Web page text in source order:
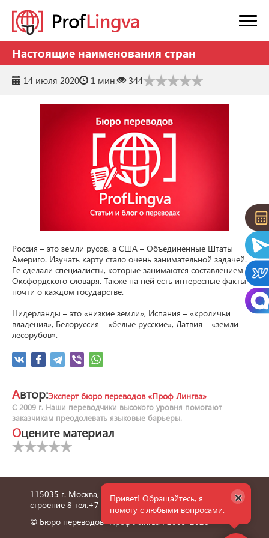
Настоящие наименования стран
14 июля 2020 1 мин. 344
Россия – это земли русов, а США – Объединенные Штаты
Америго. Изучать карту стало очень занимательной задачей.
Ее сделали специалисты, которые занимаются составлением
Оксфордского словаря. Также на ней есть интересные факты
почти о каждом государстве.
Нидерланды – это «низкие земли», Испания – «кроличьи
владения», Белоруссия – «белые русские», Латвия – «земли
лесорубов».
Автор:Эксперт бюро переводов «Проф Лингва»
С 2009 г. Наши переводчики высокого уровня помогают
заказчикам преодолевать языковые барьеры.
Оцените материал
115035 г. Москва, улица Пятницкая, дом 6/1,
строение 8 тел.+7 495 660 36 24
© Бюро переводов "Проф Лингва", 2009-2026
Привет! Обращайтесь, я
помогу с любыми вопросами.
×